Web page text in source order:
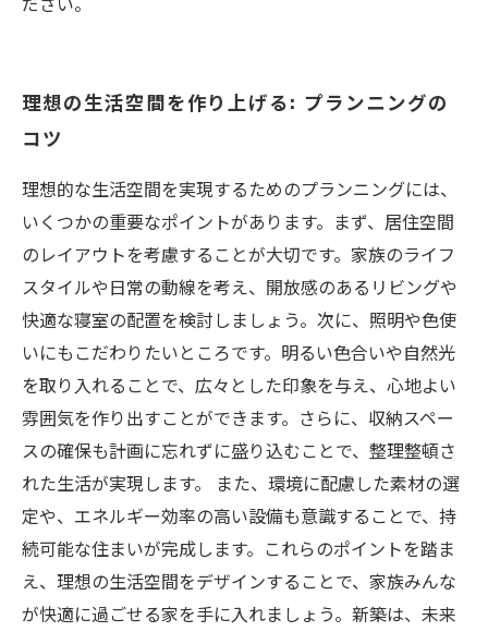
理想の生活空間を作り上げる: プランニングの
コツ
理想的な生活空間を実現するためのプランニングには、
いくつかの重要なポイントがあります。まず、居住空間
のレイアウトを考慮することが大切です。家族のライフ
スタイルや日常の動線を考え、開放感のあるリビングや
快適な寝室の配置を検討しましょう。次に、照明や色使
いにもこだわりたいところです。明るい色合いや自然光
を取り入れることで、広々とした印象を与え、心地よい
雰囲気を作り出すことができます。さらに、収納スペー
スの確保も計画に忘れずに盛り込むことで、整理整頓さ
れた生活が実現します。 また、環境に配慮した素材の選
定や、エネルギー効率の高い設備も意識することで、持
続可能な住まいが完成します。これらのポイントを踏ま
え、理想の生活空間をデザインすることで、家族みんな
が快適に過ごせる家を手に入れましょう。新築は、未来